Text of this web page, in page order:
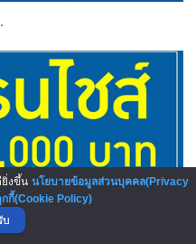
ยิ่งขึ้น นโยบายข้อมูลส่วนบุคคล(Privacy
กี้(Cookie Policy)
บ